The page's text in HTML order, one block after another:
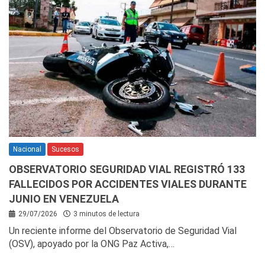
Nacional Sucesos
OBSERVATORIO SEGURIDAD VIAL REGISTRÓ 133
FALLECIDOS POR ACCIDENTES VIALES DURANTE
JUNIO EN VENEZUELA
29/07/2026 3 minutos de lectura
Un reciente informe del Observatorio de Seguridad Vial
(OSV), apoyado por la ONG Paz Activa,…